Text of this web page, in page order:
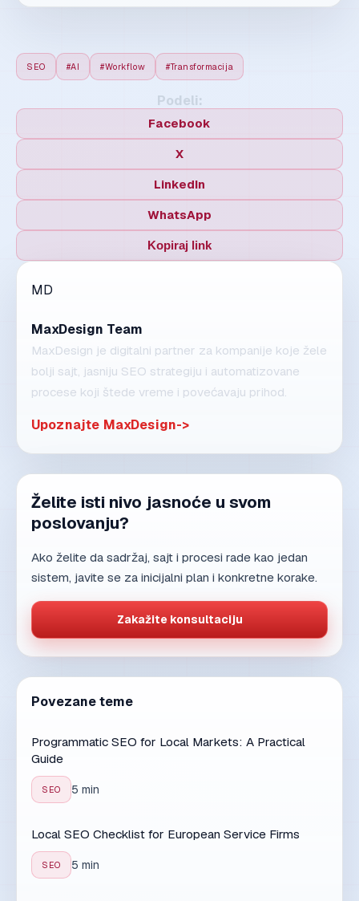
SEO #AI #Workflow #Transformacija
Podeli:
Facebook
X
LinkedIn
WhatsApp
Kopiraj link
MD
MaxDesign Team
MaxDesign je digitalni partner za kompanije koje žele
bolji sajt, jasniju SEO strategiju i automatizovane
procese koji štede vreme i povećavaju prihod.
Upoznajte MaxDesign
Želite isti nivo jasnoće u svom
poslovanju?
Ako želite da sadržaj, sajt i procesi rade kao jedan
sistem, javite se za inicijalni plan i konkretne korake.
Zakažite konsultaciju
Povezane teme
Programmatic SEO for Local Markets: A Practical
Guide
SEO 5 min
Local SEO Checklist for European Service Firms
SEO 5 min